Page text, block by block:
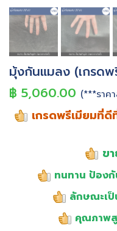
มุ้งกันแมลง (เกรดพ
฿ 5,060.00 (***ราค
เกรดพรีเมียมที่ดี
ข
ทนทาน ป้อง
ลักษณะเป็
คุณภาพ